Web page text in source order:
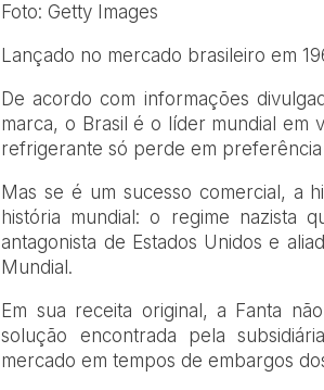
Foto: Getty Images
Lançado no mercado brasileiro em
De acordo com informações
marca, o Brasil é o líder mundial em
refrigerante só perde em
Mas se é um sucesso comercial, a
história mundial: o regime nazista
antagonista de Estados Unidos e
Mundial.
Em sua receita original, a Fanta
solução encontrada pela
mercado em tempos de embargos